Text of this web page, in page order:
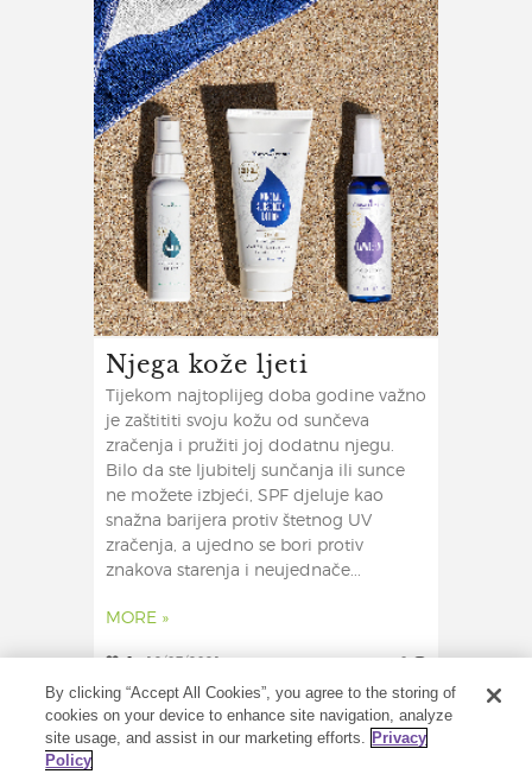
Njega kože ljeti
Tijekom najtoplijeg doba godine važno
je zaštititi svoju kožu od sunčeva
zračenja i pružiti joj dodatnu njegu.
Bilo da ste ljubitelj sunčanja ili sunce
ne možete izbjeći, SPF djeluje kao
snažna barijera protiv štetnog UV
zračenja, a ujedno se bori protiv
znakova starenja i neujednače...
MORE »
0 12/07/2021 0
By clicking “Accept All Cookies”, you agree to the storing of
cookies on your device to enhance site navigation, analyze
site usage, and assist in our marketing efforts. Privacy
Policy